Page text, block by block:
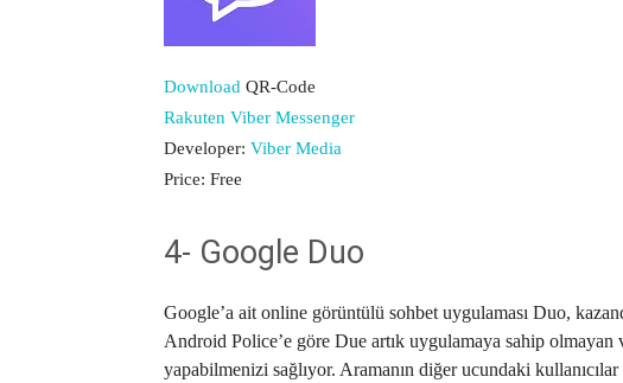
Download QR-Code
Rakuten Viber Messenger
Developer: Viber Media
Price: Free
4- Google Duo
Google’a ait online görüntülü sohbet uygulaması Duo,
Android Police’e göre Due artık uygulamaya sahip olmayan
yapabilmenizi sağlıyor. Aramanın diğer ucundaki